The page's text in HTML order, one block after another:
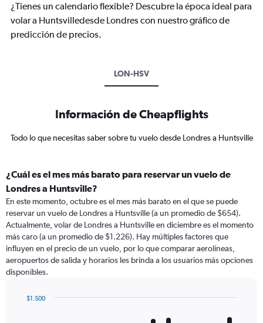
¿Tienes un calendario flexible? Descubre la época ideal para
volar a Huntsvilledesde Londres con nuestro gráfico de
predicción de precios.
LON-HSV
Información de Cheapflights
Todo lo que necesitas saber sobre tu vuelo desde Londres a Huntsville
¿Cuál es el mes más barato para reservar un vuelo de
Londres a Huntsville?
En este momento, octubre es el mes más barato en el que se puede
reservar un vuelo de Londres a Huntsville (a un promedio de $654).
Actualmente, volar de Londres a Huntsville en diciembre es el momento
más caro (a un promedio de $1.226). Hay múltiples factores que
influyen en el precio de un vuelo, por lo que comparar aerolíneas,
aeropuertos de salida y horarios les brinda a los usuarios más opciones
disponibles.
$1.500